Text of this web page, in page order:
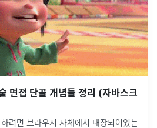
면접 단골 개념들 정리 (자바스크
려면 브라우저 자체에서 내장되어있는